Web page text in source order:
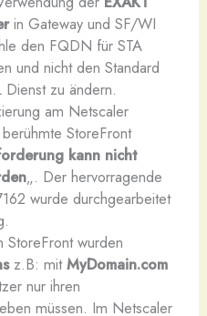
in Gateway und SF/WI
den FQDN für STA
und nicht den Standard
zu ändern.
am Netscaler
StoreFront
kann nicht
„. Der hervorragende
wurde durchgearbeitet
StoreFront wurden
z.B: mitMyDomain.com
nur ihren
müssen. Im Netscaler